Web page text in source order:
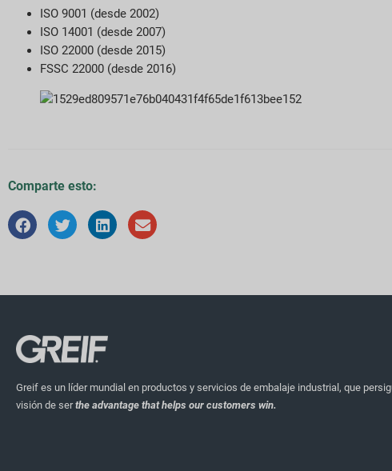
ISO 9001 (desde 2002)
ISO 14001 (desde 2007)
ISO 22000 (desde 2015)
FSSC 22000 (desde 2016)
Comparte esto:
Greif es un líder mundial en productos y servicios de embalaje industrial, que
visión de serthe advantage that helps our customers win.